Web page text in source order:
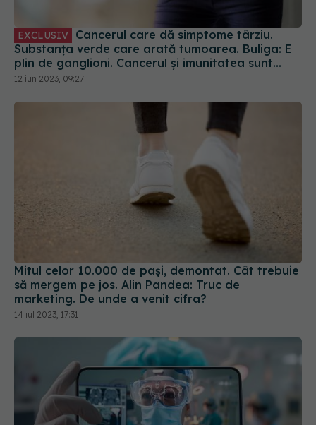
Substanța verde care arată tumoarea. Buliga: E
plin de ganglioni. Cancerul și imunitatea sunt
două lucruri direct legate
12 iun 2023, 09:27
Mitul celor 10.000 de pași, demontat. Cât trebuie
să mergem pe jos. Alin Pandea: Truc de
marketing. De unde a venit cifra?
14 iul 2023, 17:31